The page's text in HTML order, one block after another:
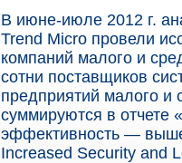
В июне-июле 2012 г.
Trend Micro провели
компаний малого и
сотни поставщиков
предприятий малого и
суммируются в отчете
эффективность —
Increased Security and